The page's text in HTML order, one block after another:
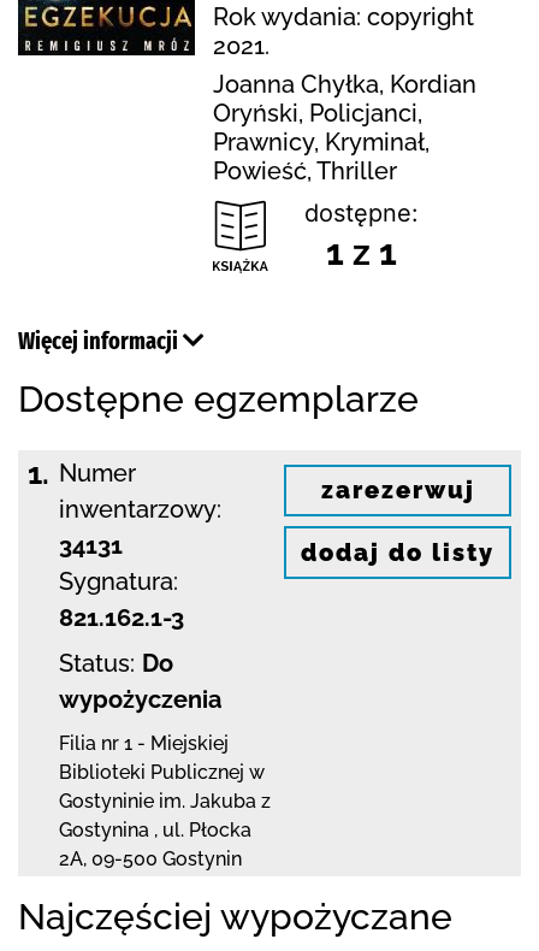
Rok wydania: copyright
2021.
Joanna Chyłka, Kordian
Oryński, Policjanci,
Prawnicy, Kryminał,
Powieść, Thriller
dostępne:
1 z 1
Więcej informacji
Dostępne egzemplarze
1. Numer
inwentarzowy:
34131
Sygnatura:
821.162.1-3
Status: Do
wypożyczenia
Filia nr 1 - Miejskiej
Biblioteki Publicznej w
Gostyninie im. Jakuba z
Gostynina , ul. Płocka
2A, 09-500 Gostynin
zarezerwuj
dodaj do listy
Najczęściej wypożyczane